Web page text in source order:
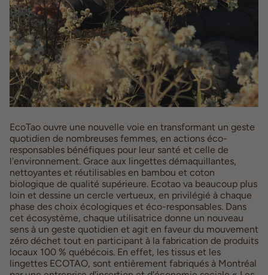
EcoTao ouvre une nouvelle voie en transformant un geste
quotidien de nombreuses femmes, en actions éco-
responsables bénéfiques pour leur santé et celle de
l'environnement. Grace aux lingettes démaquillantes,
nettoyantes et réutilisables en bambou et coton
biologique de qualité supérieure. Ecotao va beaucoup plus
loin et dessine un cercle vertueux, en privilégié à chaque
phase des choix écologiques et éco-responsables. Dans
cet écosystème, chaque utilisatrice donne un nouveau
sens à un geste quotidien et agit en faveur du mouvement
zéro déchet tout en participant à la fabrication de produits
locaux 100 % québécois. En effet, les tissus et les
lingettes ECOTAO, sont entièrement fabriqués à Montréal